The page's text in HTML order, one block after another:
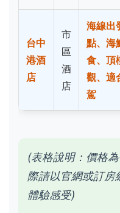
台中
港酒
店
市
區
酒
店
海線出
點、海
食、頂
觀、適
駕
(表格說明：價格
際請以官網或訂房
體驗感受)